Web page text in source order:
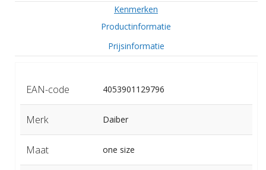
Kenmerken
Productinformatie
Prijsinformatie
EAN-code 4053901129796
Merk Daiber
Maat one size